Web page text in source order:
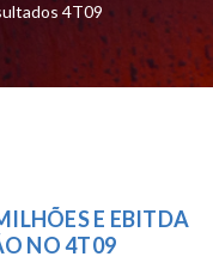
4T09
E EBITDA
NO 4T09